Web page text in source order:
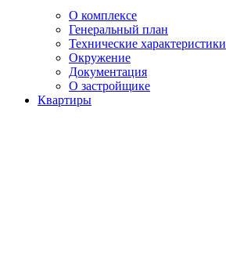
О комплексе
Генеральный план
Технические характеристики
Окружение
Документация
О застройщике
Квартиры